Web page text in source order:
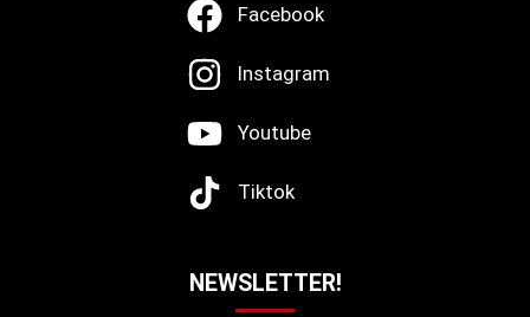
Facebook
Instagram
Youtube
Tiktok
NEWSLETTER!